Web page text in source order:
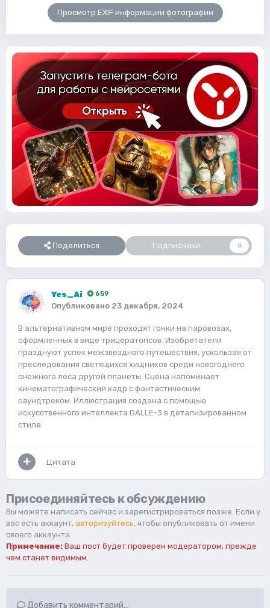
Просмотр EXIF информации фотографии
Поделиться Подписчики 0
Yes_Ai 659
Опубликовано 23 декабря, 2024
В альтернативном мире проходят гонки на паровозах,
оформленных в виде трицератопсов. Изобретатели
празднуют успех межзвездного путешествия, ускользая от
преследования светящихся хищников среди новогоднего
снежного леса другой планеты. Сцена напоминает
кинематографический кадр с фантастическим
саундтреком. Иллюстрация создана с помощью
искусственного интеллекта DALLE-3 в детализированном
стиле.
Цитата
Присоединяйтесь к обсуждению
Вы можете написать сейчас и зарегистрироваться позже. Если у
вас есть аккаунт, авторизуйтесь, чтобы опубликовать от имени
своего аккаунта.
Примечание: Ваш пост будет проверен модератором, прежде
чем станет видимым.
Добавить комментарий...